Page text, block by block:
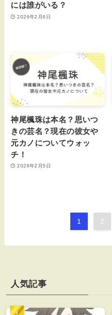
には誰がいる？
2026年2月6日
神尾楓珠は本名？思いつ
きの芸名？現在の彼女や
元カノについてウォッ
チ！
2026年2月5日
1 2
人気記事